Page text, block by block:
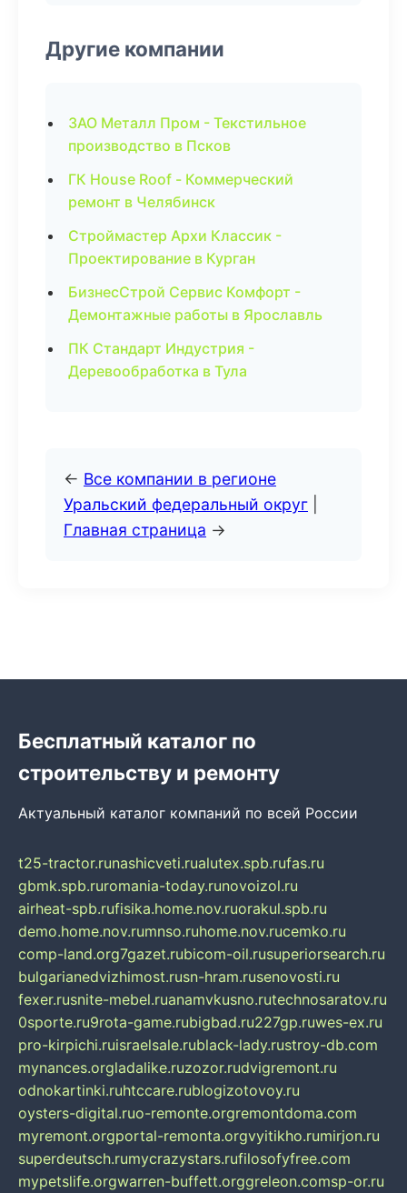
Другие компании
ЗАО Металл Пром - Текстильное
производство в Псков
ГК House Roof - Коммерческий
ремонт в Челябинск
Строймастер Архи Классик -
Проектирование в Курган
БизнесСтрой Сервис Комфорт -
Демонтажные работы в Ярославль
ПК Стандарт Индустрия -
Деревообработка в Тула
← Все компании в регионе
Уральский федеральный округ
Главная страница →
Бесплатный каталог по
строительству и ремонту
Актуальный каталог компаний по всей России
t25-tractor.runashicveti.rualutex.spb.rufas.ru
gbmk.spb.ruromania-today.runovoizol.ru
airheat-spb.rufisika.home.nov.ruorakul.spb.ru
demo.home.nov.rumnso.ruhome.nov.rucemko.ru
comp-land.org7gazet.rubicom-oil.rusuperiorsearch.ru
bulgarianedvizhimost.rusn-hram.rusenovosti.ru
fexer.rusnite-mebel.ruanamvkusno.rutechnosaratov.ru
0sporte.ru9rota-game.rubigbad.ru227gp.ruwes-ex.ru
pro-kirpichi.ruisraelsale.rublack-lady.rustroy-db.com
mynances.orgladalike.ruzozor.rudvigremont.ru
odnokartinki.ruhtccare.rublogizotovoy.ru
oysters-digital.ruo-remonte.orgremontdoma.com
myremont.orgportal-remonta.orgvyitikho.rumirjon.ru
superdeutsch.rumycrazystars.rufilosofyfree.com
mypetslife.orgwarren-buffett.orggreleon.comsp-or.ru